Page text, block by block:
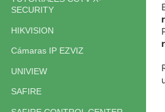
SECURITY
HIKVISION
Cámaras IP EZVIZ
UNIVIEW
SAFIRE